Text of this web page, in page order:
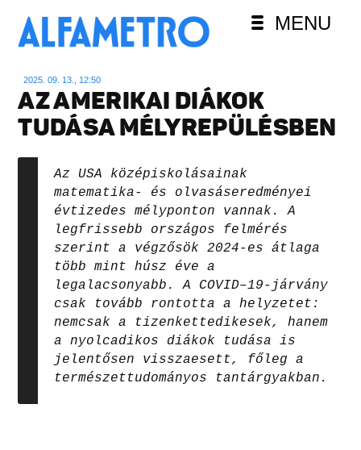
MENU
2025. 09. 13., 12:50
AZ AMERIKAI DIÁKOK
TUDÁSA MÉLYREPÜLÉSBEN
Az USA középiskolásainak
matematika- és olvasáseredményei
évtizedes mélyponton vannak. A
legfrissebb országos felmérés
szerint a végzősök 2024-es átlaga
több mint húsz éve a
legalacsonyabb. A COVID–19-járvány
csak tovább rontotta a helyzetet:
nemcsak a tizenkettedikesek, hanem
a nyolcadikos diákok tudása is
jelentősen visszaesett, főleg a
természettudományos tantárgyakban.